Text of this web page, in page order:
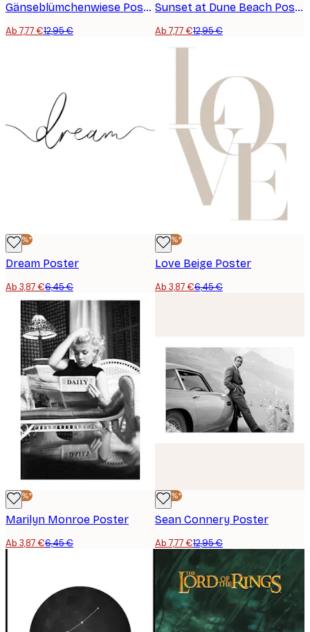
Gänseblümchenwiese Poster
Ab 7,77 €12,95 €
Sunset at Dune Beach Poster
Ab 7,77 €12,95 €
-40%*
Dream Poster
Ab 3,87 €6,45 €
-40%*
Love Beige Poster
Ab 3,87 €6,45 €
-40%*
Marilyn Monroe Poster
Ab 3,87 €6,45 €
-40%*
Sean Connery Poster
Ab 7,77 €12,95 €